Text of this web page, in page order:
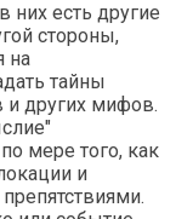
есть другие
стороны,
на
тайны
других мифов.
мере того, как
и